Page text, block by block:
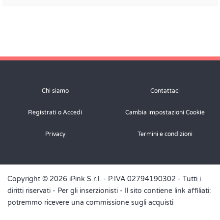
Chi siamo Contattaci
Registrati o Accedi Cambia impostazioni Cookie
Privacy Termini e condizioni
Copyright © 2026 iPink S.r.l. - P.IVA 02794190302 - Tutti i
diritti riservati - Per gli inserzionisti - Il sito contiene link affiliati:
potremmo ricevere una commissione sugli acquisti